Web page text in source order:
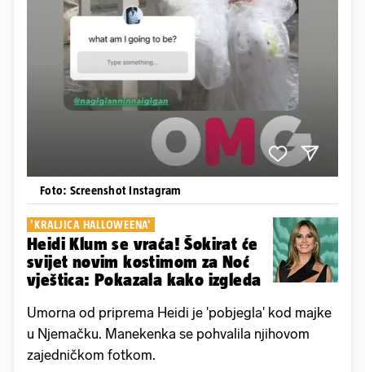
Foto: Screenshot Instagram
'KRALJICA HALLOWEENA'
Heidi Klum se vraća! Šokirat će
svijet novim kostimom za Noć
vještica: Pokazala kako izgleda
Umorna od priprema Heidi je 'pobjegla' kod majke
u Njemačku. Manekenka se pohvalila njihovom
zajedničkom fotkom.